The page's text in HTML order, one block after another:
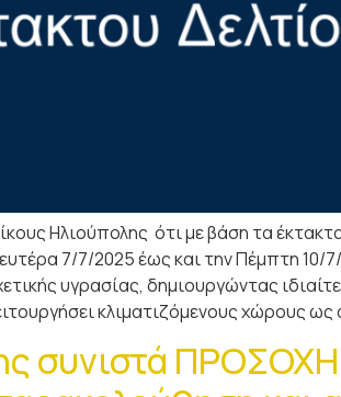
Ηλιούπολης ότι με βάση τα
7/7/2025 έως και την Πέμπτη 10/
υγρασίας, δημιουργώντας
κλιματιζόμενους χώρους
συνιστά ΠΡΟΣΟΧΗ